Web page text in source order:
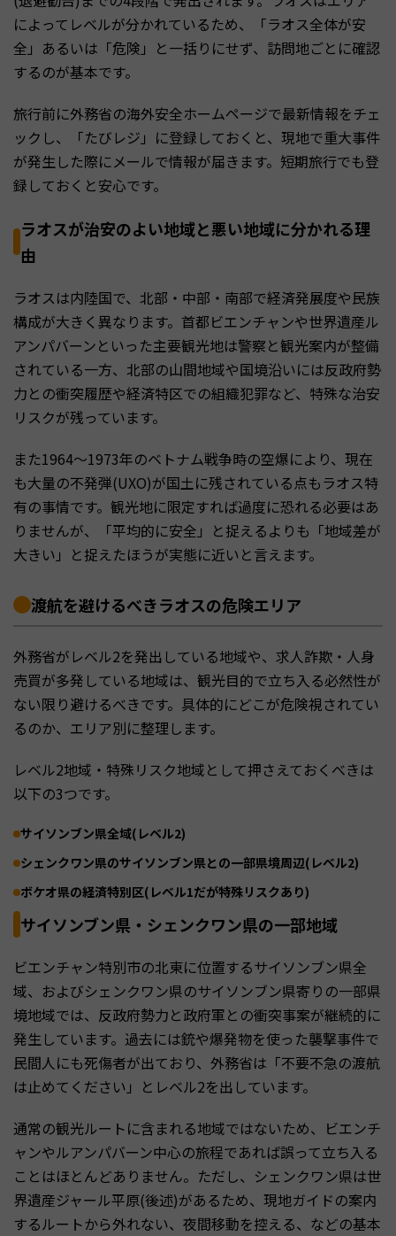
によってレベルが分かれているため、「ラオス全体が安
全」あるいは「危険」と一括りにせず、訪問地ごとに確認
するのが基本です。
旅行前に外務省の海外安全ホームページで最新情報をチェ
ックし、「たびレジ」に登録しておくと、現地で重大事件
が発生した際にメールで情報が届きます。短期旅行でも登
録しておくと安心です。
ラオスが治安のよい地域と悪い地域に分かれる理
由
ラオスは内陸国で、北部・中部・南部で経済発展度や民族
構成が大きく異なります。首都ビエンチャンや世界遺産ル
アンパバーンといった主要観光地は警察と観光案内が整備
されている一方、北部の山間地域や国境沿いには反政府勢
力との衝突履歴や経済特区での組織犯罪など、特殊な治安
リスクが残っています。
また1964〜1973年のベトナム戦争時の空爆により、現在
も大量の不発弾(UXO)が国土に残されている点もラオス特
有の事情です。観光地に限定すれば過度に恐れる必要はあ
りませんが、「平均的に安全」と捉えるよりも「地域差が
大きい」と捉えたほうが実態に近いと言えます。
渡航を避けるべきラオスの危険エリア
外務省がレベル2を発出している地域や、求人詐欺・人身
売買が多発している地域は、観光目的で立ち入る必然性が
ない限り避けるべきです。具体的にどこが危険視されてい
るのか、エリア別に整理します。
レベル2地域・特殊リスク地域として押さえておくべきは
以下の3つです。
サイソンブン県全域(レベル2)
シェンクワン県のサイソンブン県との一部県境周辺(レベル2)
ボケオ県の経済特別区(レベル1だが特殊リスクあり)
サイソンブン県・シェンクワン県の一部地域
ビエンチャン特別市の北東に位置するサイソンブン県全
域、およびシェンクワン県のサイソンブン県寄りの一部県
境地域では、反政府勢力と政府軍との衝突事案が継続的に
発生しています。過去には銃や爆発物を使った襲撃事件で
民間人にも死傷者が出ており、外務省は「不要不急の渡航
は止めてください」とレベル2を出しています。
通常の観光ルートに含まれる地域ではないため、ビエンチ
ャンやルアンパバーン中心の旅程であれば誤って立ち入る
ことはほとんどありません。ただし、シェンクワン県は世
界遺産ジャール平原(後述)があるため、現地ガイドの案内
するルートから外れない、夜間移動を控える、などの基本